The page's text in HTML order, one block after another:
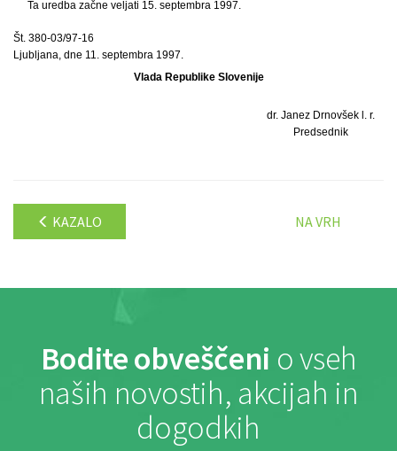
Ta uredba začne veljati 15. septembra 1997.
Št. 380-03/97-16
Ljubljana, dne 11. septembra 1997.
Vlada Republike Slovenije
dr. Janez Drnovšek l. r.
Predsednik
KAZALO NA VRH
Bodite obveščeni o vseh
naših novostih, akcijah in
dogodkih